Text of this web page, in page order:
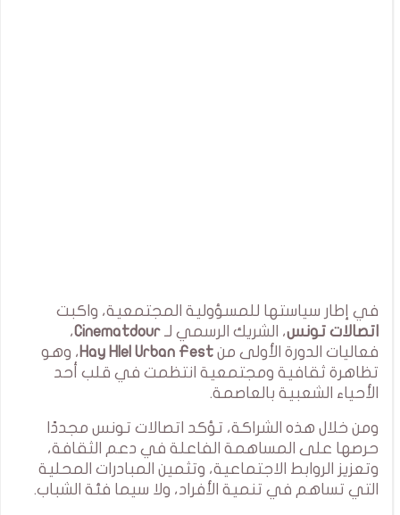
في إطار سياستها للمسؤولية المجتمعية، واكبت
اتصالات تونس، الشريك الرسمي لـ Cinematdour،
فعاليات الدورة الأولى من Hay Hlel Urban Fest ، وهو
تظاهرة ثقافية ومجتمعية انتظمت في قلب أحد
الأحياء الشعبية بالعاصمة.
ومن خلال هذه الشراكة، تؤكد اتصالات تونس مجددًا
حرصها على المساهمة الفاعلة في دعم الثقافة،
وتعزيز الروابط الاجتماعية، وتثمين المبادرات المحلية
التي تساهم في تنمية الأفراد، ولا سيما فئة الشباب.